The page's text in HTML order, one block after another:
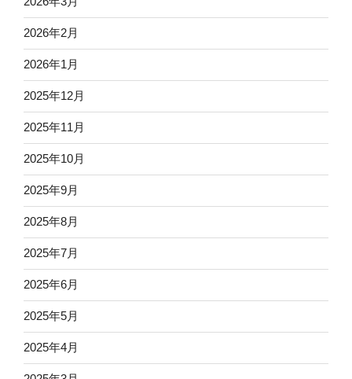
2026年2月
2026年1月
2025年12月
2025年11月
2025年10月
2025年9月
2025年8月
2025年7月
2025年6月
2025年5月
2025年4月